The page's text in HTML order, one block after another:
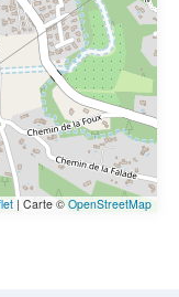
| Carte © OpenStreetMap